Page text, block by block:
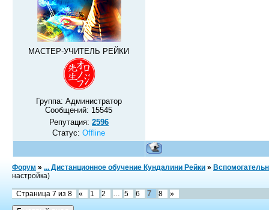
МАСТЕР-УЧИТЕЛЬ РЕЙКИ
Группа: Администратор
Сообщений: 15545
Репутация: 2596
Статус:Offline
Форум » ... Дистанционное обучение Кундалини Рейки »
настройка)
Страница 7 из 8 « 1 2 5 6 7 8 »